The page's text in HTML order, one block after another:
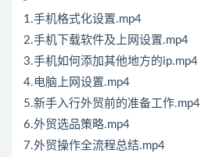
1.手机格式化设置.mp4
2.手机下载软件及上网设置.mp4
3.手机如何添加其他地方的ip.mp4
4.电脑上网设置.mp4
5.新手入行外贸前的准备工作.mp4
6.外贸选品策略.mp4
7.外贸操作全流程总结.mp4